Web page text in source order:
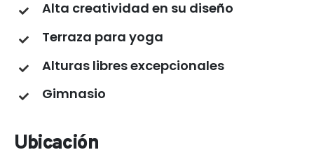
Alta creatividad en su diseño
Terraza para yoga
Alturas libres excepcionales
Gimnasio
Ubicación